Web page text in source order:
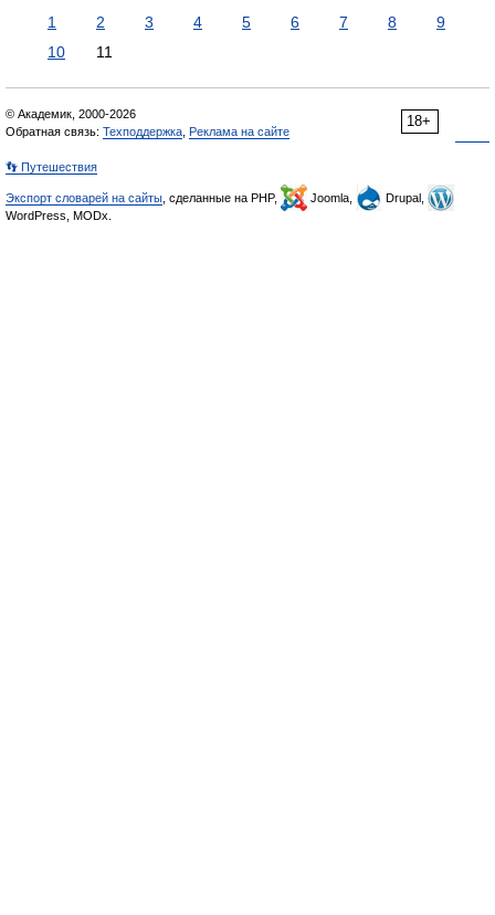
1 2 3 4 5 6 7 8
9
10
11
18+
© Академик, 2000-2026
Обратная связь: Техподдержка Реклама на сайте
👣 Путешествия
Экспорт словарей на сайты , сделанные на PHP, Joomla,
Drupal,
WordPress, MODx.